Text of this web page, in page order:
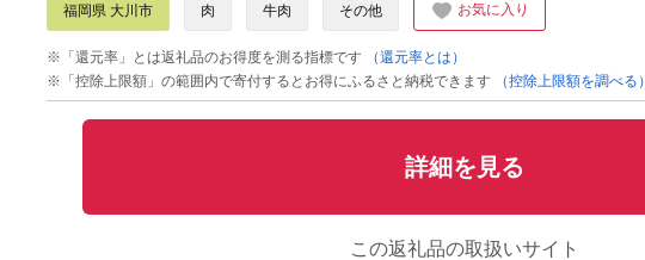
福岡県 大川市 肉 牛肉 その他 お気に入り
※「還元率」とは返礼品のお得度を測る指標です
（還元率とは）
※「控除上限額」の範囲内で寄付するとお得にふるさと納税できます
（控除上限額を調べる）
詳細を見る
この返礼品の取扱いサイト